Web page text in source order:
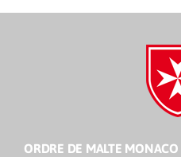
ORDRE DE MALTE MONACO